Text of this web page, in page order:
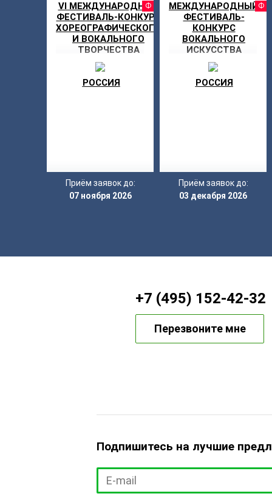
VI МЕЖДУНАРОДНЫЙ
ФЕСТИВАЛЬ-КОНКУРС
ХОРЕОГРАФИЧЕСКОГО
И ВОКАЛЬНОГО
ТВОРЧЕСТВА
«СЕРДЦЕ РОССИИ»
РОССИЯ
Приём заявок до:
07 ноября 2026
МЕЖДУНАРОДНЫЙ
ФЕСТИВАЛЬ-
КОНКУРС
ВОКАЛЬНОГО
ИСКУССТВА
«ПРО100 ГОЛОС»
(PRO100 ГОЛОС)
РОССИЯ
Приём заявок до:
03 декабря 2026
+7 (495) 152-42-32
Перезвоните мне
Подпишитесь на лучшие